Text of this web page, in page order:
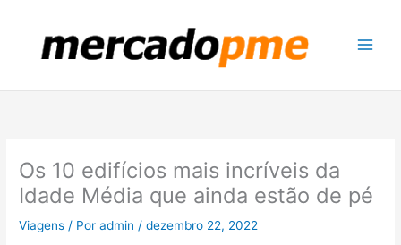
Os 10 edifícios mais incríveis da
Idade Média que ainda estão de pé
Viagens / Poradmin /dezembro 22, 2022